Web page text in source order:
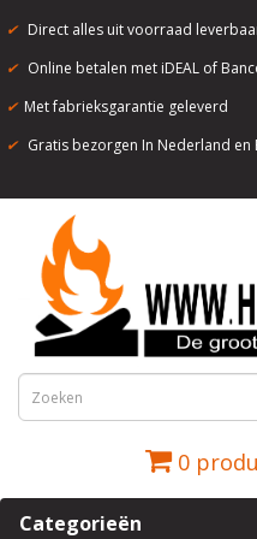
✔ Direct alles uit voorraad
✔ Online betalen met iDEAL of
✔ Met fabrieksgarantie geleverd
✔ Gratis bezorgen In Nederland en
0
Categorieën